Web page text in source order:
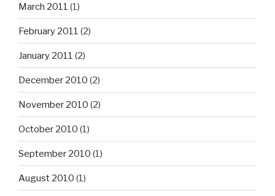
March 2011 (1)
February 2011 (2)
January 2011 (2)
December 2010 (2)
November 2010 (2)
October 2010 (1)
September 2010 (1)
August 2010 (1)